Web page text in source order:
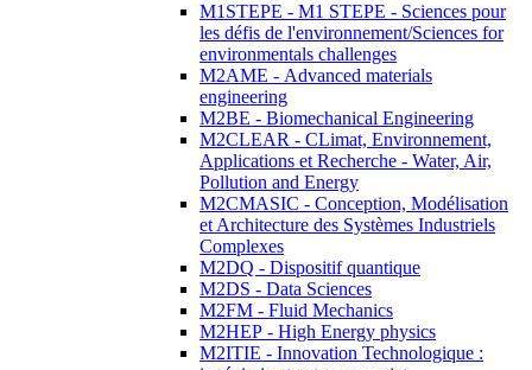
M1STEPE - M1 STEPE - Sciences pour
les défis de l'environnement/Sciences for
environmentals challenges
M2AME - Advanced materials
engineering
M2BE - Biomechanical Engineering
M2CLEAR - CLimat, Environnement,
Applications et Recherche - Water, Air,
Pollution and Energy
M2CMASIC - Conception, Modélisation
et Architecture des Systèmes Industriels
Complexes
M2DQ - Dispositif quantique
M2DS - Data Sciences
M2FM - Fluid Mechanics
M2HEP - High Energy physics
M2ITIE - Innovation Technologique :